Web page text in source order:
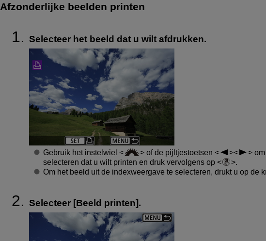
Afzonderlijke beelden printen
Selecteer het beeld dat u wilt afdrukken.
Gebruik het instelwiel of de pijltjestoetsen
om
selecteren dat u wilt printen en druk vervolgens op
.
Om het beeld uit de indexweergave te selecteren, drukt u op de
Selecteer [Beeld printen].